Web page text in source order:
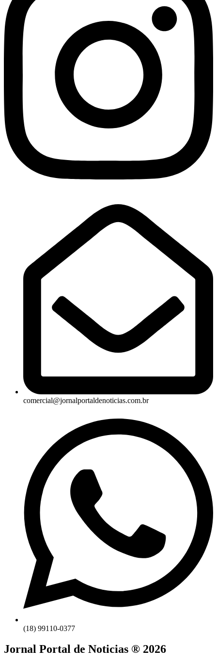
comercial@jornalportaldenoticias.com.br
(18) 99110-0377
Jornal Portal de Noticias ® 2026